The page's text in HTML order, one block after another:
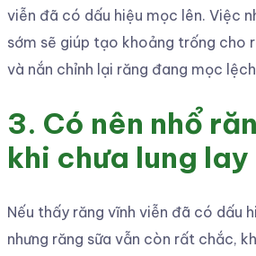
viễn đã có dấu hiệu mọc lên. Việc
sớm sẽ giúp tạo khoảng trống cho
và nắn chỉnh lại răng đang mọc
3. Có nên nhổ
khi chưa lung
Nếu thấy răng vĩnh viễn đã có dấu
nhưng răng sữa vẫn còn rất chắc,